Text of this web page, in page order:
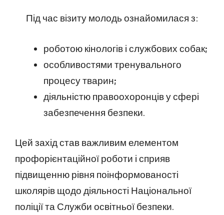
Під час візиту молодь ознайомилася з:
роботою кінологів і службових собак;
особливостями тренувального
процесу тварин;
діяльністю правоохоронців у сфері
забезпечення безпеки.
Цей захід став важливим елементом
профорієнтаційної роботи і сприяв
підвищенню рівня поінформованості
школярів щодо діяльності Національної
поліції та Служби освітньої безпеки.